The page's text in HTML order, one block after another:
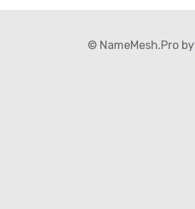
© NameMesh.Pro by